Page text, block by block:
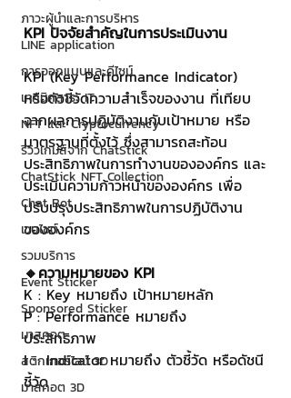
ภาวะผู้นำและการบริหาร
LINE application
การออกแบบและดีไซน์
เทคนิคสาระ IT
NFT และ Cryptocurrency
รีวิวเกมส์จาก ChatStick
ChatStick NFT Collection
Chat Bot
เวบไซต์
รวมบริการ
Event Sticker
Sponsored Sticker
มาสคอต
สติกเกอร์ไลน์ 3D
มาสคอต 3D
KPI ปัจจัยสำคัญในการประเมินงาน
KPI (Key Performance Indicator)
หรือตัวชี้วัดความสำเร็จของงาน ที่เทียบ
จากผลการปฎิบัติงานกับเป้าหมาย หรือ
มาตรฐานที่ตั้งไว้ ซึ่งสามารถสะท้อน
ประสิทธิภาพในการทำงานขององค์กร และ
ประเมินความก้าวหน้าขององค์กร เพื่อ
ปรับปรุงประสิทธิภาพในการปฏิบัติงาน
ขององค์กร
🔸ความหมายของ KPI
K : Key หมายถึง เป้าหมายหลัก
P : Performance หมายถึง
ประสิทธิภาพ
I :  Indicator หมายถึง ตัวชี้วัด หรือดัชนี
ชี้วัด